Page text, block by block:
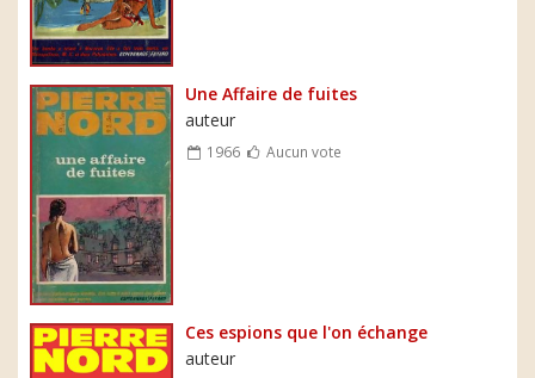
Une Affaire de fuites
auteur
1966 Aucun vote
Ces espions que l'on échange
auteur